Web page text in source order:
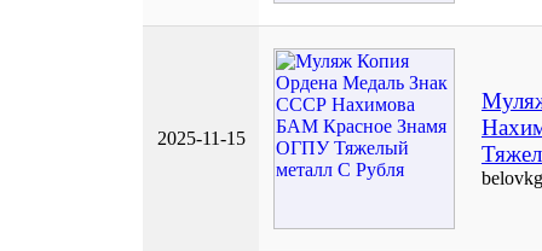
2025-11-15
belovkg